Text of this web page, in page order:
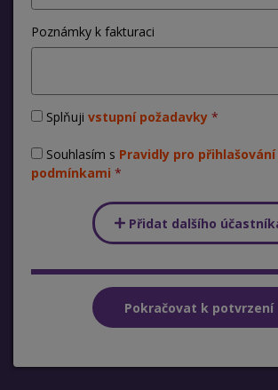
Poznámky k fakturaci
Splňuji vstupní požadavky
Souhlasím s Pravidly pro
podmínkami
Přidat dalšího